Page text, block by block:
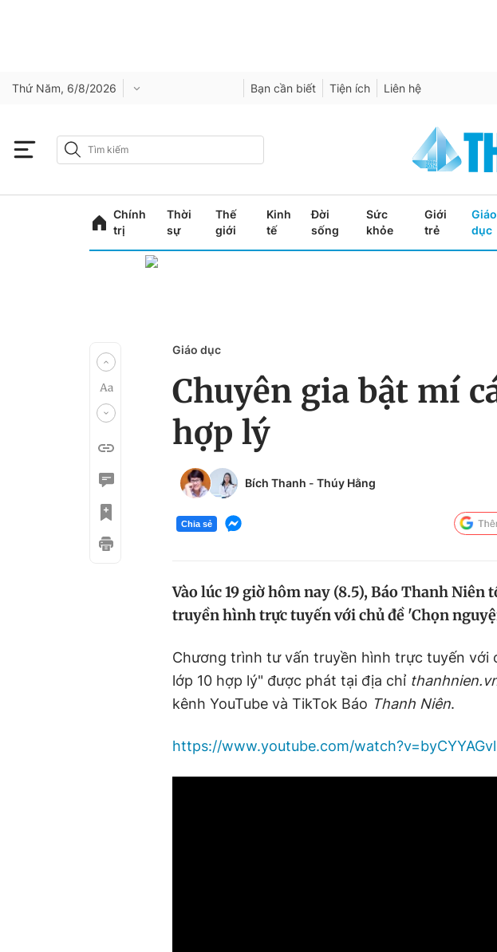
Thứ Năm, 6/8/2026 Bạn cần biết Tiện ích Liên hệ
Chính
trị
Thời
sự
Thế
giới
Kinh
tế
Đời
sống
Sức
khỏe
Giới
trẻ
Giáo
dục
Giáo dục
Chuyên gia bật mí
hợp lý
Bích Thanh - Thúy Hằng
Chia sẻ
Vào lúc 19 giờ hôm nay (8.5), Báo Thanh
truyền hình trực tuyến với chủ đề 'Chọn
Chương trình tư vấn truyền hình trực tuyến với
lớp 10 hợp lý" được phát tại địa chỉ
kênh YouTube và TikTok Báo Thanh Niên.
https://www.youtube.com/